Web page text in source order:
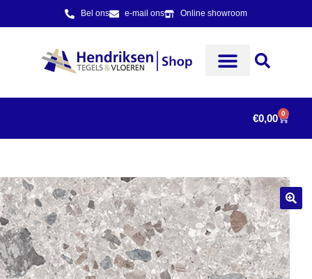
Bel ons e-mail ons Online showroom
€0,00 0